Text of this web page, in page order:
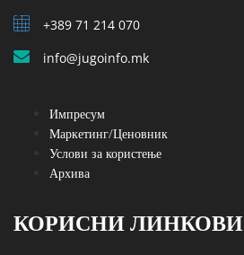
+389 71 214 070
info@jugoinfo.mk
Импресум
Маркетинг/Ценовник
Услови за користење
Архива
КОРИСНИ ЛИНКОВИ